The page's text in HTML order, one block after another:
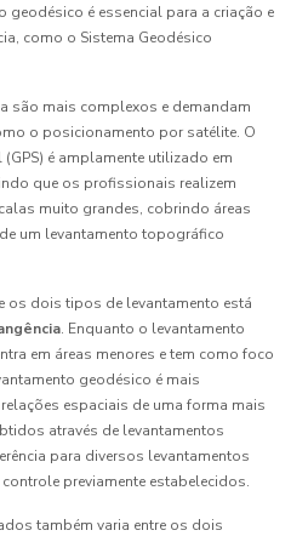
geodésico é essencial para a criação e
como o Sistema Geodésico
são mais complexos e demandam
o posicionamento por satélite. O
é amplamente utilizado em
que os profissionais realizem
muito grandes, cobrindo áreas
um levantamento topográfico
os dois tipos de levantamento está
. Enquanto o levantamento
em áreas menores e tem como foco
geodésico é mais
espaciais de uma forma mais
através de levantamentos
para diversos levantamentos
previamente estabelecidos.
também varia entre os dois